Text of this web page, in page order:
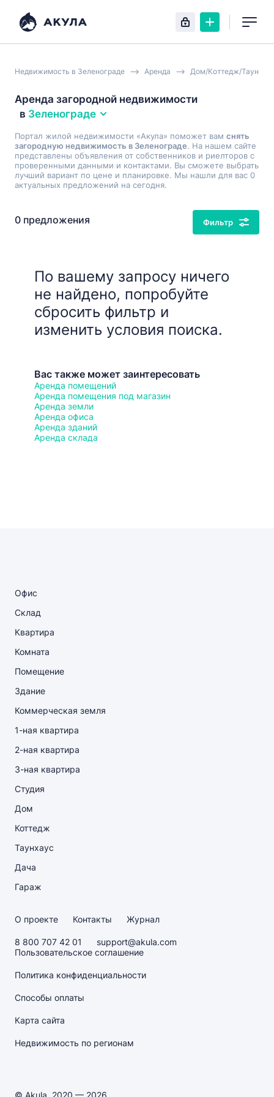
Недвижимость в Зеленограде Аренда Дом/Коттедж/
Аренда загородной недвижимости
в Зеленограде
Портал жилой недвижимости «Акула» поможет вам снять
загородную недвижимость в Зеленограде. На нашем сайте
представлены объявления от собственников и риелторов с
проверенными данными и контактами. Вы сможете выбрать
лучший вариант по цене и планировке. Мы нашли для вас 0
актуальных предложений на сегодня.
0 предложения Фильтр
По вашему запросу ничего
не найдено, попробуйте
сбросить фильтр и
изменить условия поиска.
Вас также может заинтересовать
Аренда помещений
Аренда помещения под магазин
Аренда земли
Аренда офиса
Аренда зданий
Аренда склада
Офис
Склад
Квартира
Комната
Помещение
Здание
Коммерческая земля
1-ная квартира
2-ная квартира
3-ная квартира
Студия
Дом
Коттедж
Таунхаус
Дача
Гараж
О проекте Контакты Журнал
8 800 707 42 01
support@akula.com
Пользовательское соглашение
Политика конфиденциальности
Способы оплаты
Карта сайта
Недвижимость по регионам
© Akula, 2020 — 2026